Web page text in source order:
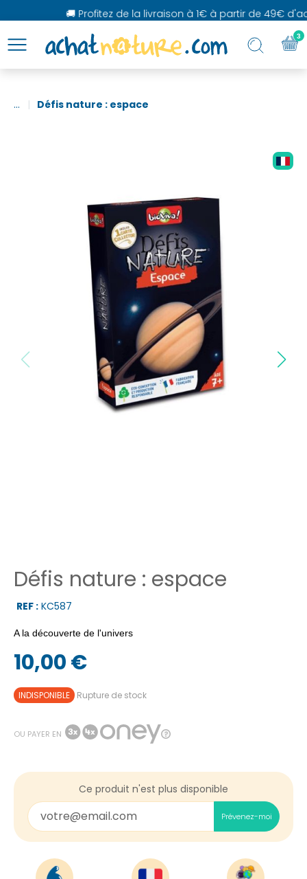
🚚 Profitez de la livraison à 1€ à partir de 49€
... Défis nature : espace
Défis nature : espace
REF : KC587
A la découverte de l'univers
10,00 €
INDISPONIBLE Rupture de stock
OU PAYER EN
Ce produit n'est plus disponible
Prévenez-moi
3